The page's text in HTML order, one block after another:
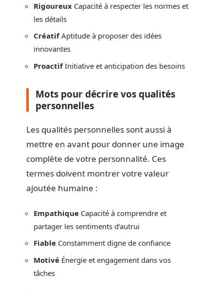
Rigoureux Capacité à respecter les normes et
les détails
CréatifAptitude à proposer des idées
innovantes
ProactifInitiative et anticipation des besoins
Mots pour décrire vos qualités
personnelles
Les qualités personnelles sont aussi à
mettre en avant pour donner une image
complète de votre personnalité. Ces
termes doivent montrer votre valeur
ajoutée humaine :
Empathique Capacité à comprendre et
partager les sentiments d’autrui
Fiable Constamment digne de confiance
Motivé Énergie et engagement dans vos
tâches